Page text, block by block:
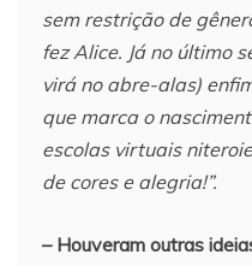
sem restrição de
fez Alice. Já no último
virá no abre-alas)
que marca o
escolas virtuais
de cores e alegria!”.
– Houveram outras